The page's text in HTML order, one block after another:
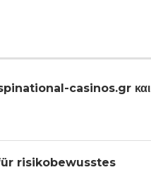
spinational-casinos.gr και
risikobewusstes